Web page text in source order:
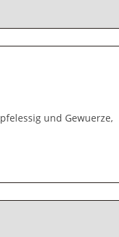
und Gewuerze,